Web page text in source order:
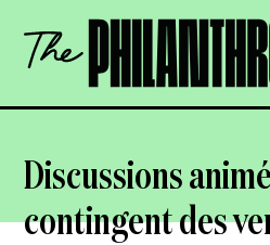
content
The
Philanthropist
Discussions
contingent des